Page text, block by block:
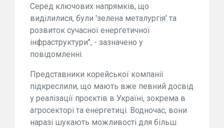
Серед ключових напрямків, що
виділилися, були 'зелена металургія' та
розвиток сучасної енергетичної
інфраструктури", - зазначено у
повідомленні.
Представники корейської компанії
підкреслили, що мають вже певний досвід
у реалізації проєктів в Україні, зокрема в
агросекторі та енергетиці. Водночас, вони
наразі шукають можливості для більш